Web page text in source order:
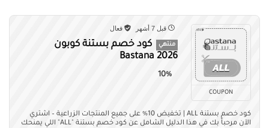
COUPON
قبل 7 أشهر فعال
منتهي
كود خصم بستنة كوبون
Bastana 2026
10%
كود خصم بستنة ALL | تخفيض 10% على جميع المنتجات الزراعية – اشتري
الآن مرحباً بك في هذا الدليل الشامل عن كود خصم بستنة "ALL" اللي يمنحك